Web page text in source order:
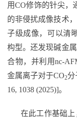
用CO修饰的针尖，
的非侵扰成像技术
子级成像，可以清
构型。还发现碱金
合物，并利用nc-
金属离子对于CO2分
16, 1038 (2025)]。
在此工作基础